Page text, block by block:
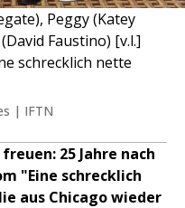
Peggy (Katey
Faustino) [v.l.]
schrecklich nette
| IFTN
25 Jahre nach
"Eine schrecklich
aus Chicago wieder